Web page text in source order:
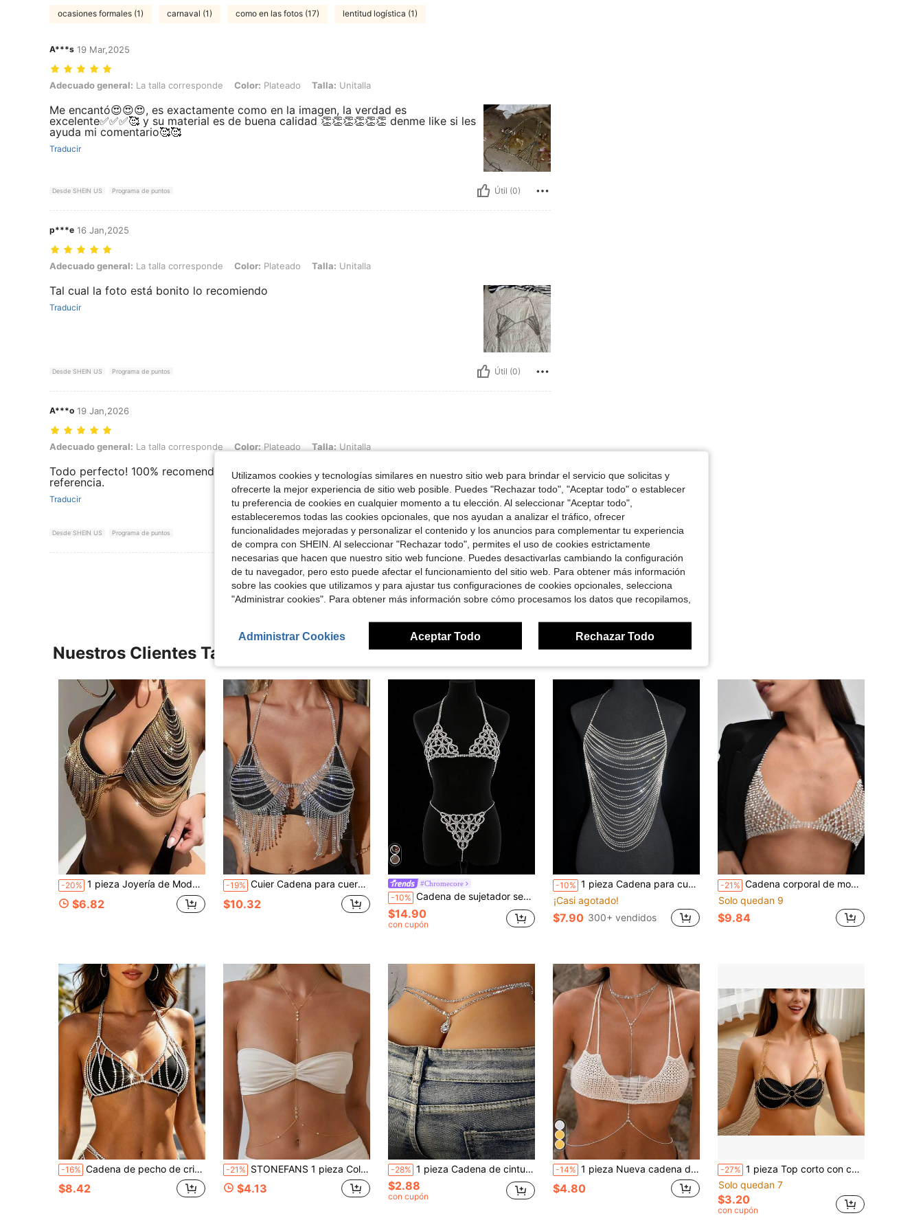
ocasiones formales (1) carnaval (1) como en las fotos (17) lentitud logística (1)
A***s 19 Mar,2025
Adecuado general: La talla corresponde, Color: Plateado, Talla: Unitalla
Adecuado general: La talla corresponde Color: Plateado Talla: Unitalla
Me encantó😍😍😍, es exactamente como en la imagen, la verdad es
excelente✅✅✅🥰 y su material es de buena calidad 👏👏👏👏👏👏 denme like si les
ayuda mi comentario🥰🥰
Traducir
Desde SHEIN US Programa de puntos Útil (0)
p***e 16 Jan,2025
Adecuado general: La talla corresponde, Color: Plateado, Talla: Unitalla
Adecuado general: La talla corresponde Color: Plateado Talla: Unitalla
Tal cual la foto está bonito lo recomiendo
Traducir
Desde SHEIN US Programa de puntos Útil (0)
A***o 19 Jan,2026
Adecuado general: La talla corresponde, Color: Plateado, Talla: Unitalla
Adecuado general: La talla corresponde Color: Plateado Talla: Unitalla
Todo perfecto! 100% recomendado. La calidad de las cosas, todo va acorde a las imagenes de
referencia.
Traducir
Desde SHEIN US Programa de puntos Útil (0)
Ver Más Reseñas
Nuestros Clientes También Vieron
-20% 1 pieza Joyería de Moda, Collar Cadena de Bikini Sexy Multicapa con Cadenas y Borlas Cadena Corporal
$6.82
-19% Cuier Cadena para cuerpo con diseño de diamante de imitación
$10.32
#Chromecore
-10% Cadena de sujetador sexy, lencería de bikini plateada, cadena corporal brillante, bragas de cristal
$14.90
con cupón
-10% 1 pieza Cadena para cuerpo lujo artificial con diseño de cristal para mujeres para vida diaria
¡Casi agotado!
$7.90 300+ vendidos
-21% Cadena corporal de moda con calado y brillantes de rhinestone, accesorio personalizado de bikini para discoteca para mujeres
Solo quedan 9
$9.84
-16% Cadena de pecho de cristal hueco brillante para fiesta de discoteca, cadena corporal sexy de mujer con strass para fiesta de playa
$8.42
-21% STONEFANS 1 pieza Collar sexy bohemio en forma de Y + Cadena de cintura integrada, joyería corporal, adecuada para bikini de mujer, playa, vacaciones de verano, fiesta, festival de música, discoteca, atuendo con top corto
$4.13
-28% 1 pieza Cadena de cintura multicapa con colgante de cristal, accesorio de moda para fiestas, joyería para mujer
$2.88
con cupón
-14% 1 pieza Nueva cadena de pecho sexy de verano para la playa, cadena corporal de bikini con strass, moda europea & americana
$4.80
-27% 1 pieza Top corto con cadena de metal en el cuello halter y espalda descubierta, bikini con cadena para el Body
Solo quedan 7
$3.20
con cupón
Utilizamos cookies y tecnologías similares en nuestro sitio web para brindar el servicio que solicitas y
ofrecerte la mejor experiencia de sitio web posible. Puedes "Rechazar todo", "Aceptar todo" o establecer
tu preferencia de cookies en cualquier momento a tu elección. Al seleccionar "Aceptar todo",
estableceremos todas las cookies opcionales, que nos ayudan a analizar el tráfico, ofrecer
funcionalidades mejoradas y personalizar el contenido y los anuncios para complementar tu experiencia
de compra con SHEIN. Al seleccionar "Rechazar todo", permites el uso de cookies estrictamente
necesarias que hacen que nuestro sitio web funcione. Puedes desactivarlas cambiando la configuración
de tu navegador, pero esto puede afectar el funcionamiento del sitio web. Para obtener más información
sobre las cookies que utilizamos y para ajustar tus configuraciones de cookies opcionales, selecciona
"Administrar cookies". Para obtener más información sobre cómo procesamos los datos que recopilamos,
Administrar Cookies Aceptar Todo Rechazar Todo